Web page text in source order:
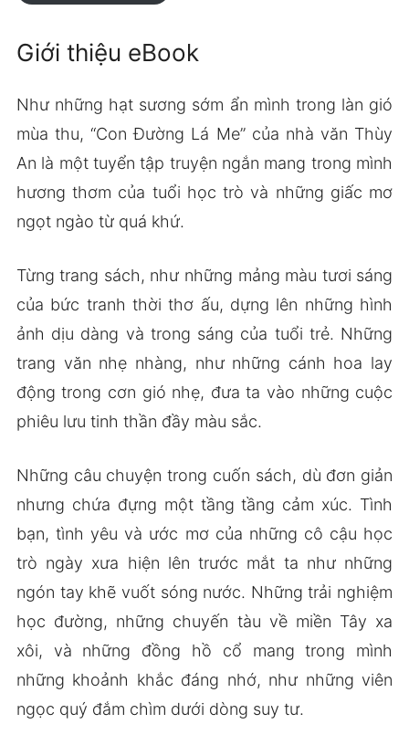
Giới thiệu eBook
Như những hạt sương sớm ẩn mình trong làn gió
mùa thu, “Con Đường Lá Me” của nhà văn Thùy
An là một tuyển tập truyện ngắn mang trong mình
hương thơm của tuổi học trò và những giấc mơ
ngọt ngào từ quá khứ.
Từng trang sách, như những mảng màu tươi sáng
của bức tranh thời thơ ấu, dựng lên những hình
ảnh dịu dàng và trong sáng của tuổi trẻ. Những
trang văn nhẹ nhàng, như những cánh hoa lay
động trong cơn gió nhẹ, đưa ta vào những cuộc
phiêu lưu tinh thần đầy màu sắc.
Những câu chuyện trong cuốn sách, dù đơn giản
nhưng chứa đựng một tầng tầng cảm xúc. Tình
bạn, tình yêu và ước mơ của những cô cậu học
trò ngày xưa hiện lên trước mắt ta như những
ngón tay khẽ vuốt sóng nước. Những trải nghiệm
học đường, những chuyến tàu về miền Tây xa
xôi, và những đồng hồ cổ mang trong mình
những khoảnh khắc đáng nhớ, như những viên
ngọc quý đắm chìm dưới dòng suy tư.